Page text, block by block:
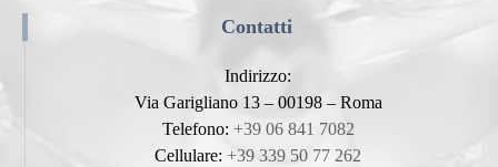
Contatti
Indirizzo:
Via Garigliano 13 – 00198 – Roma
Telefono: +39 06 841 7082
Cellulare: +39 339 50 77 262